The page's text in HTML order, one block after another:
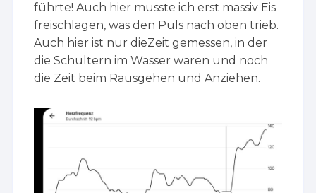
führte! Auch hier musste ich erst massiv Eis
freischlagen, was den Puls nach oben trieb.
Auch hier ist nur dieZeit gemessen, in der
die Schultern im Wasser waren und noch
die Zeit beim Rausgehen und Anziehen.